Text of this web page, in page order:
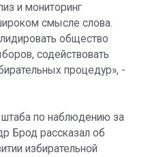
и мониторинг
смысле слова.
общество
содействовать
процедур», -
по наблюдению за
Брод рассказал об
избирательной